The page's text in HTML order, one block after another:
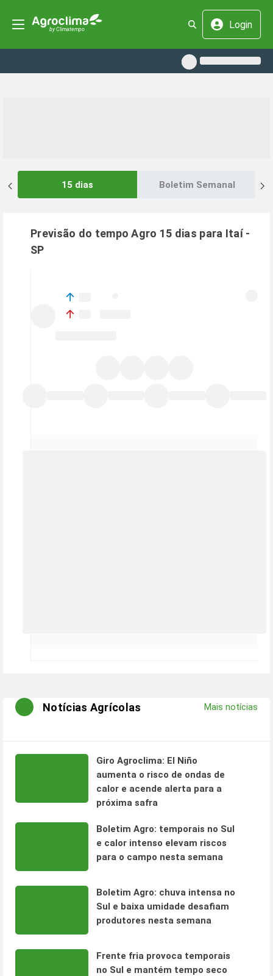
Login
15 dias Boletim Semanal
Previsão do tempo Agro 15 dias para Itaí-
SP
Notícias Agrícolas Mais notícias
Giro Agroclima: El Niño
aumenta o risco de ondas de
calor e acende alerta para a
próxima safra
Boletim Agro: temporais no Sul
e calor intenso elevam riscos
para o campo nesta semana
Boletim Agro: chuva intensa no
Sul e baixa umidade desafiam
produtores nesta semana
Frente fria provoca temporais
no Sul e mantém tempo seco